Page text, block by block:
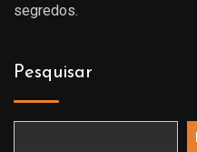
segredos.
Pesquisar